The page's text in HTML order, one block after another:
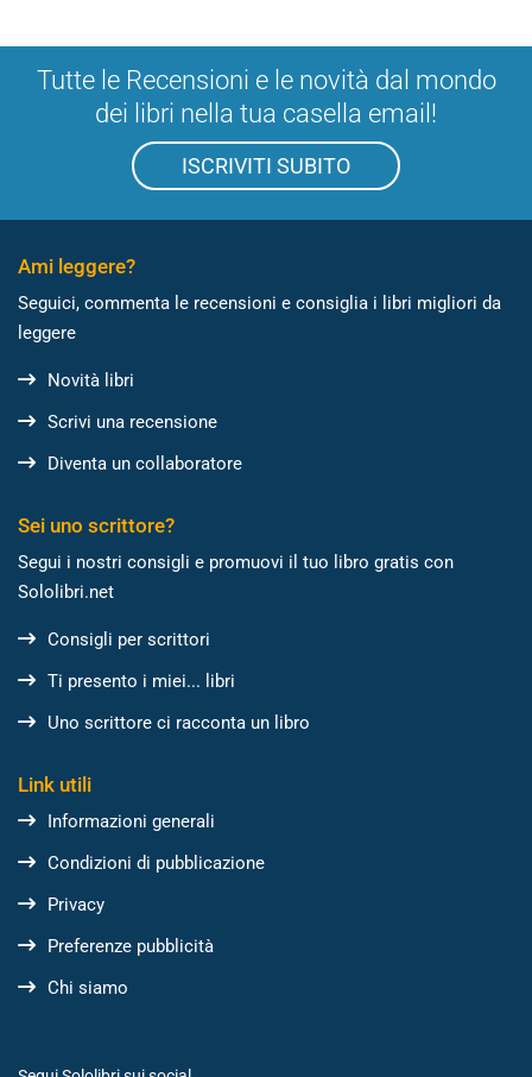
Tutte le Recensioni e le novità dal mondo
dei libri nella tua casella email!
ISCRIVITI SUBITO
Ami leggere?
Seguici, commenta le recensioni e consiglia i libri migliori da
leggere
Novità libri
Scrivi una recensione
Diventa un collaboratore
Sei uno scrittore?
Segui i nostri consigli e promuovi il tuo libro gratis con
Sololibri.net
Consigli per scrittori
Ti presento i miei... libri
Uno scrittore ci racconta un libro
Link utili
Informazioni generali
Condizioni di pubblicazione
Privacy
Preferenze pubblicità
Chi siamo